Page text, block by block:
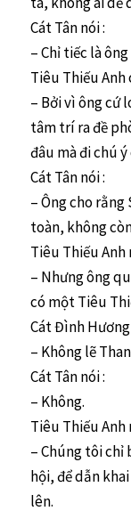
Cát Tân nói :
– Chỉ tiếc là
Tiêu Thiếu Anh
– Bởi vì ông cứ
tâm trí ra đề
đâu mà đi chú
Cát Tân nói :
– Ông cho
toàn, không
Tiêu Thiếu Anh
– Nhưng ông
có một Tiêu
Cát Đình Hương
– Không lẽ
Cát Tân nói :
– Không.
Tiêu Thiếu Anh
– Chúng tôi chỉ
hội, để dẫn
lên.